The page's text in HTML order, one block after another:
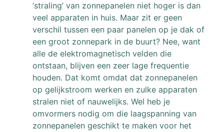
‘straling’ van zonnepanelen niet hoger is dan
veel apparaten in huis. Maar zit er geen
verschil tussen een paar panelen op je dak of
een groot zonnepark in de buurt? Nee, want
alle de elektromagnetisch velden die
ontstaan, blijven een zeer lage frequentie
houden. Dat komt omdat dat zonnepanelen
op gelijkstroom werken en zulke apparaten
stralen niet of nauwelijks. Wel heb je
omvormers nodig om die laagspanning van
zonnepanelen geschikt te maken voor het